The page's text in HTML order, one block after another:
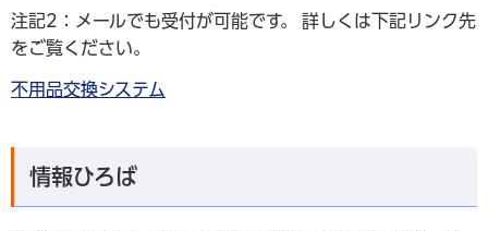
注記2：メールでも受付が可能です。 詳しくは下記リンク先
をご覧ください。
不用品交換システム
情報ひろば